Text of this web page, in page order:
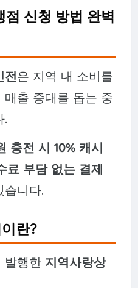
점 신청 방법 완벽
전은 지역 내 소비를
출 증대를 돕는 중
.
충전 시 10% 캐시
료 부담 없는 결제
습니다.
란?
발행한 지역사랑상